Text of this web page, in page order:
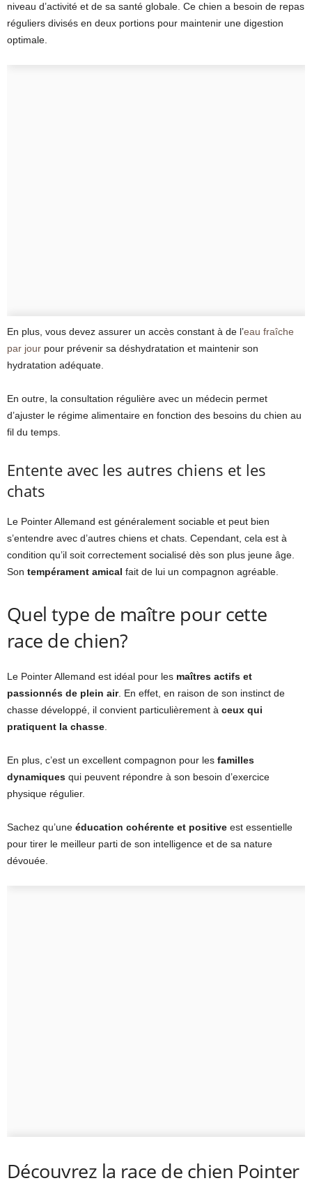
niveau d’activité et de sa santé globale. Ce chien a besoin de repas
réguliers divisés en deux portions pour maintenir une digestion
optimale.
En plus, vous devez assurer un accès constant à de l’eau fraîche
par jour pour prévenir sa déshydratation et maintenir son
hydratation adéquate.
En outre, la consultation régulière avec un médecin permet
d’ajuster le régime alimentaire en fonction des besoins du chien au
fil du temps.
Entente avec les autres chiens et les
chats
Le Pointer Allemand est généralement sociable et peut bien
s’entendre avec d’autres chiens et chats. Cependant, cela est à
condition qu’il soit correctement socialisé dès son plus jeune âge.
Son tempérament amical fait de lui un compagnon agréable.
Quel type de maître pour cette
race de chien?
Le Pointer Allemand est idéal pour les maîtres actifs et
passionnés de plein air. En effet, en raison de son instinct de
chasse développé, il convient particulièrement à ceux qui
pratiquent la chasse
En plus, c’est un excellent compagnon pour les familles
dynamiques qui peuvent répondre à son besoin d’exercice
physique régulier.
Sachez qu’une éducation cohérente et positive est essentielle
pour tirer le meilleur parti de son intelligence et de sa nature
dévouée.
Découvrez la race de chien Pointer